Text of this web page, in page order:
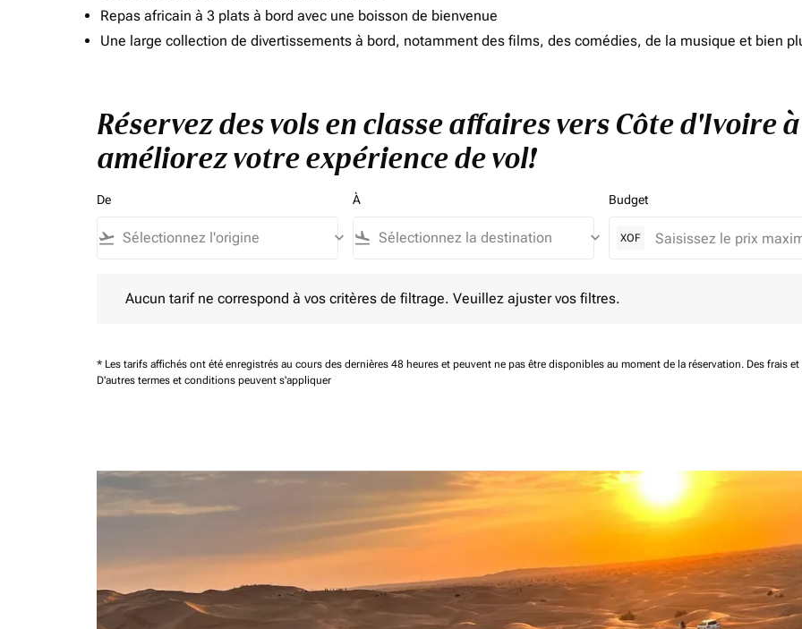
Repas africain à 3 plats à bord avec une boisson de bienvenue
Une large collection de divertissements à bord, notamment des films, des comédies, de la musique et bien
Réservez des vols en classe affaires vers Côte d'Ivoire
améliorez votre expérience de vol!
De
flight_takeoff keyboard_arrow_down
À
flight_land keyboard_arrow_down
Budget
XOF
Aucun tarif ne correspond à vos critères de filtrage. Veuillez ajuster vos filtres.
* Les tarifs affichés ont été enregistrés au cours des dernières 48 heures et peuvent ne pas être disponibles au moment de la réservation. Des frais
D'autres termes et conditions peuvent s'appliquer